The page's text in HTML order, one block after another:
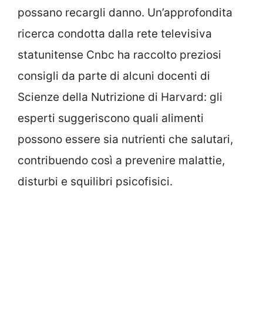
possano recargli danno. Un’approfondita
ricerca condotta dalla rete televisiva
statunitense Cnbc ha raccolto preziosi
consigli da parte di alcuni docenti di
Scienze della Nutrizione di Harvard: gli
esperti suggeriscono quali alimenti
possono essere sia nutrienti che salutari,
contribuendo così a prevenire malattie,
disturbi e squilibri psicofisici.